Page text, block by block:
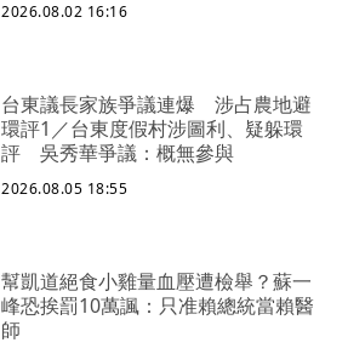
2026.08.02 16:16
台東議長家族爭議連爆 涉占農地避
環評1／台東度假村涉圖利、疑躲環
評 吳秀華爭議：概無參與
2026.08.05 18:55
幫凱道絕食小雞量血壓遭檢舉？蘇一
峰恐挨罰10萬諷：只准賴總統當賴醫
師